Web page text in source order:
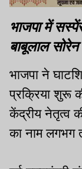
भाजपा में
बाबूलाल
भाजपा ने
प्रक्रिया शुरू
केंद्रीय नेतृत्व
का नाम लगभग